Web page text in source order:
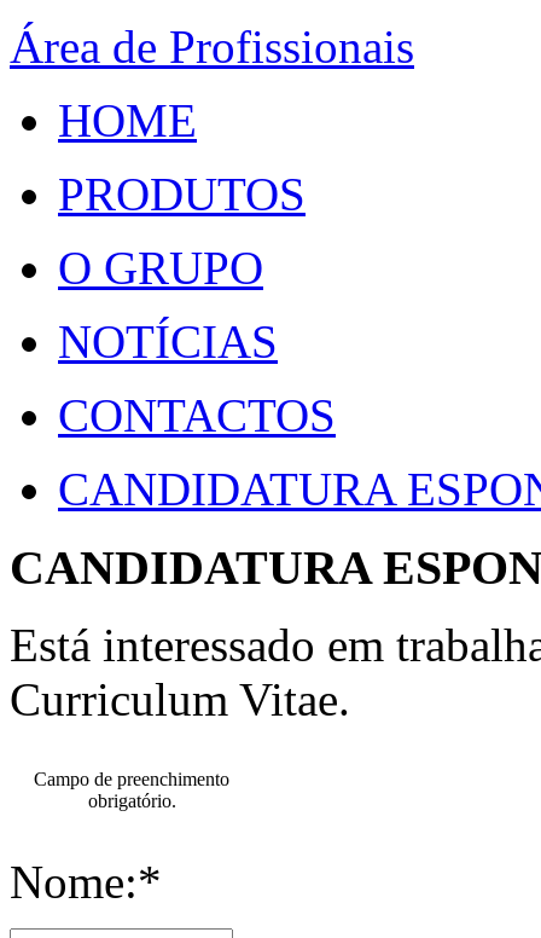
Área de Profissionais
HOME
PRODUTOS
O GRUPO
NOTÍCIAS
CONTACTOS
CANDIDATURA
CANDIDATURA
Está interessado em
Curriculum Vitae.
Campo de preenchimento
obrigatório.
Nome:*